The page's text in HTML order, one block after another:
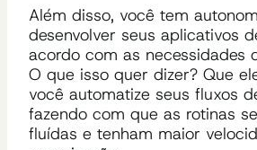
Além disso, você tem
desenvolver seus aplicativos
acordo com as necessidades
O que isso quer dizer? Que
você automatize seus fluxos
fazendo com que as rotinas
fluídas e tenham maior